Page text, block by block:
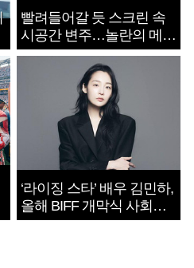
빨려들어갈 듯 스크린 속
시공간 변주…놀란의 메시
지는 ‘전쟁 속죄’
‘라이징 스타’ 배우 김민하,
올해 BIFF 개막식 사회자
확정